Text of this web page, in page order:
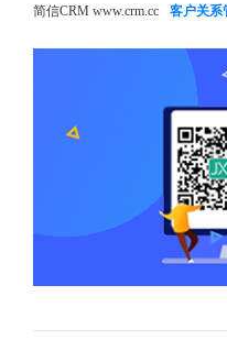
简信CRM www.crm.cc
客户关系